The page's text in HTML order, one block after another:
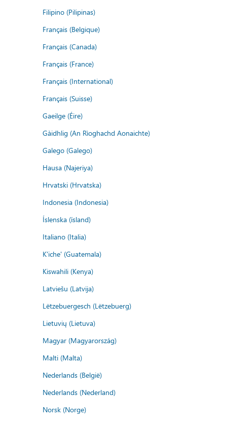
Filipino (Pilipinas)
Français (Belgique)
Français (Canada)
Français (France)
Français (International)
Français (Suisse)
Gaeilge (Éire)
Gàidhlig (An Rìoghachd Aonaichte)
Galego (Galego)
Hausa (Najeriya)
Hrvatski (Hrvatska)
Indonesia (Indonesia)
Íslenska (ísland)
Italiano (Italia)
K'iche' (Guatemala)
Kiswahili (Kenya)
Latviešu (Latvija)
Lëtzebuergesch (Lëtzebuerg)
Lietuvių (Lietuva)
Magyar (Magyarország)
Malti (Malta)
Nederlands (België)
Nederlands (Nederland)
Norsk (Norge)